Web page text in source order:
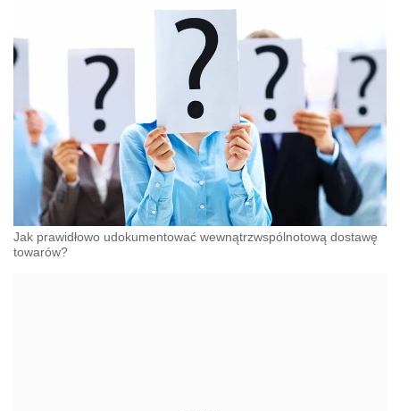
Jak prawidłowo udokumentować wewnątrzwspólnotową dostawę
towarów?